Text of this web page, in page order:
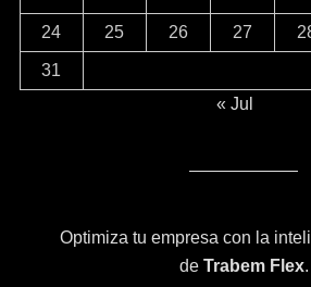
24 25 26 27
31
« Jul
Optimiza tu empresa con la
de Trabem Flex.